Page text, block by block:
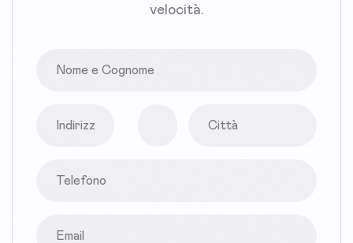
velocità.